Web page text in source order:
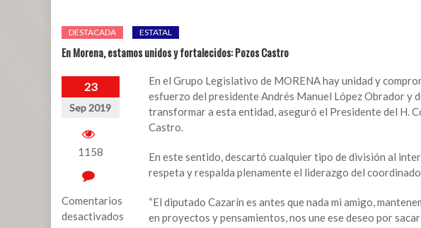
DESTACADA ESTATAL
En Morena, estamos unidos y fortalecidos: Pozos Castro
23
Sep 2019
1158
Comentarios
desactivados
En el Grupo Legislativo de MORENA hay unidad y
esfuerzo del presidente Andrés Manuel López Obrador y
transformar a esta entidad, aseguró el Presidente del H.
Castro.
En este sentido, descartó cualquier tipo de división al
respeta y respalda plenamente el liderazgo del
“El diputado Cazarín es antes que nada mi amigo,
en proyectos y pensamientos, nos une ese deseo por